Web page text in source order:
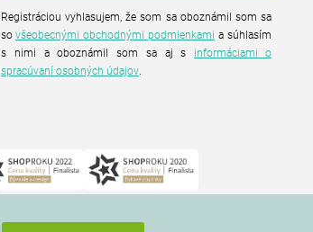
Registráciou vyhlasujem, že som sa oboznámil som sa
sovšeobecnými obchodnými podmienkami a súhlasím
s nimi a oboznámil som sa aj s informáciami o
spracúvaní osobných údajov.